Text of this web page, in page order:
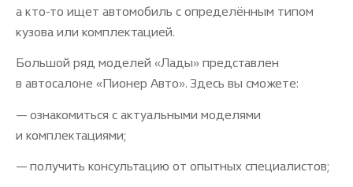
а кто-то ищет автомобиль с определённым типом
кузова или комплектацией.
Большой ряд моделей «Лады» представлен
в автосалоне «Пионер Авто». Здесь вы сможете:
— ознакомиться с актуальными моделями
и комплектациями;
— получить консультацию от опытных специалистов;